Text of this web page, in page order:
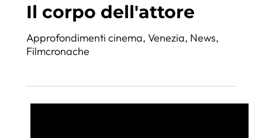
Il corpo dell'attore
Approfondimenti cinema, Venezia, News,
Filmcronache